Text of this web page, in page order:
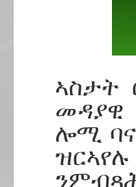
ኣስታት
መዳያዊ
ሎሚ